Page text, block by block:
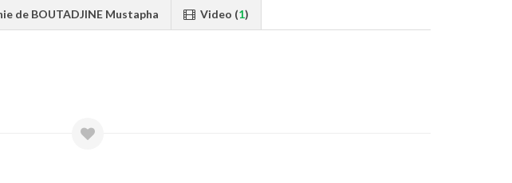
de BOUTADJINE Mustapha Video (1)